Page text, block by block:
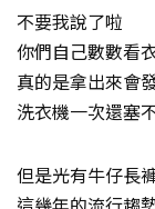
不要我說了啦
你們自己數數看
真的是拿出來會
洗衣機一次還塞
但是光有牛仔長